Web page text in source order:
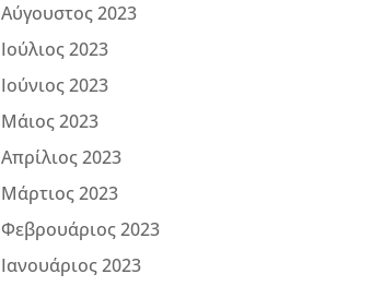
Αύγουστος 2023
Ιούλιος 2023
Ιούνιος 2023
Μάιος 2023
Απρίλιος 2023
Μάρτιος 2023
Φεβρουάριος 2023
Ιανουάριος 2023